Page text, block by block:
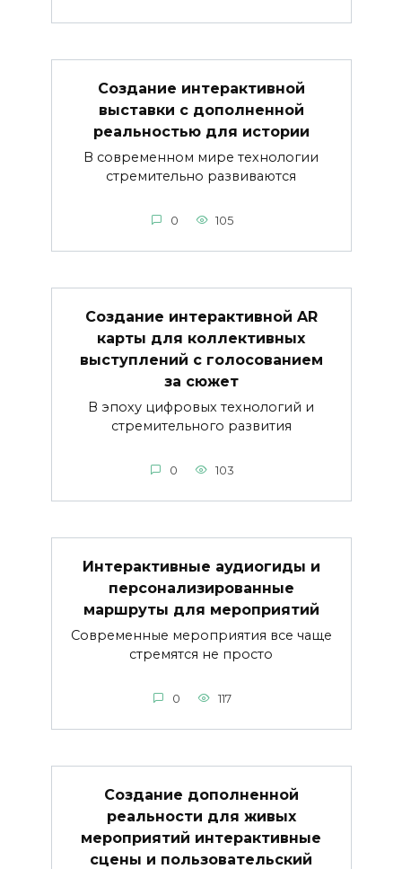
Создание интерактивной
выставки с дополненной
реальностью для истории
В современном мире технологии
стремительно развиваются
0 105
Создание интерактивной AR
карты для коллективных
выступлений с голосованием
за сюжет
В эпоху цифровых технологий и
стремительного развития
0 103
Интерактивные аудиогиды и
персонализированные
маршруты для мероприятий
Современные мероприятия все чаще
стремятся не просто
0 117
Создание дополненной
реальности для живых
мероприятий интерактивные
сцены и пользовательский